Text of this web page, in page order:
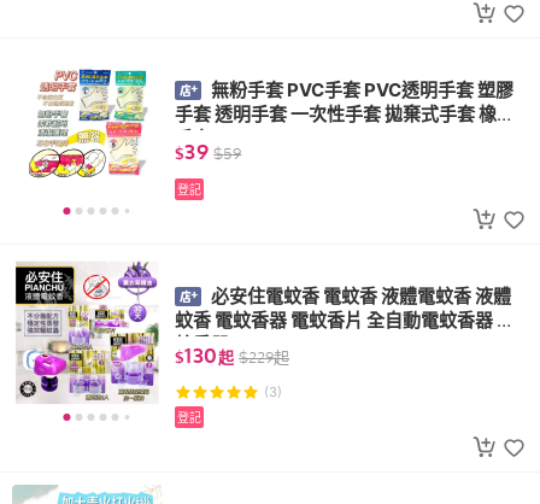
無粉手套 PVC手套 PVC透明手套 塑膠
手套 透明手套 一次性手套 拋棄式手套 橡膠
手套
$39 $59
登記
必安住電蚊香 電蚊香 液體電蚊香 液體
蚊香 電蚊香器 電蚊香片 全自動電蚊香器 電
蚊香器
$130起 $229起
(3)
登記